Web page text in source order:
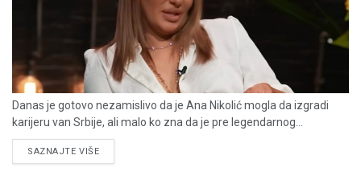
Danas je gotovo nezamislivo da je Ana Nikolić mogla da izgradi
karijeru van Srbije, ali malo ko zna da je pre legendarnog...
SAZNAJTE VIŠEDETAILS